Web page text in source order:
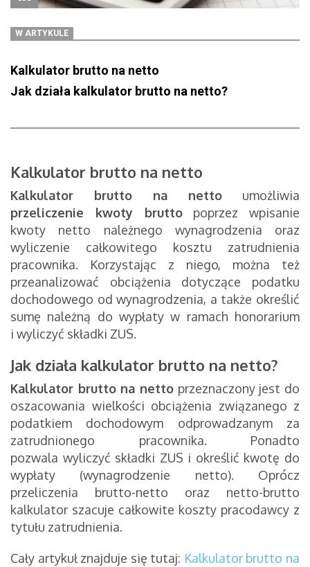
W ARTYKULE
Kalkulator brutto na netto
Jak działa kalkulator brutto na netto?
Kalkulator brutto na netto
Kalkulator brutto na netto umożliwia
przeliczenie kwoty bruttopoprzez wpisanie
kwoty netto należnego wynagrodzenia oraz
wyliczenie całkowitego kosztu zatrudnienia
pracownika. Korzystając z niego, można też
przeanalizować obciążenia dotyczące podatku
dochodowego od wynagrodzenia, a także określić
sumę należną do wypłaty w ramach honorarium
i wyliczyć składki ZUS.
Jak działa kalkulator brutto na netto?
Kalkulator brutto na netto przeznaczony jest do
oszacowania wielkości obciążenia związanego z
podatkiem dochodowym odprowadzanym za
zatrudnionego pracownika. Ponadto
pozwala wyliczyć składki ZUS i określić kwotę do
wypłaty (wynagrodzenie netto). Oprócz
przeliczenia brutto-netto oraz netto-brutto
kalkulator szacuje całkowite koszty pracodawcy z
tytułu zatrudnienia.
Cały artykuł znajduje się tutaj: Kalkulator brutto na